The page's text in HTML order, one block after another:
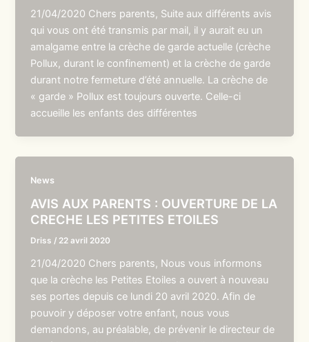
21/04/2020 Chers parents, Suite aux différents avis
qui vous ont été transmis par mail, il y aurait eu un
amalgame entre la crèche de garde actuelle (crèche
Pollux, durant le confinement) et la crèche de garde
durant notre fermeture d’été annuelle. La crèche de
« garde » Pollux est toujours ouverte. Celle-ci
accueille les enfants des différentes
News
AVIS AUX PARENTS : OUVERTURE DE LA
CRECHE LES PETITES ETOILES
Driss / 22 avril 2020
21/04/2020 Chers parents, Nous vous informons
que la crèche les Petites Etoiles a ouvert à nouveau
ses portes depuis ce lundi 20 avril 2020. Afin de
pouvoir y déposer votre enfant, nous vous
demandons, au préalable, de prévenir le directeur de